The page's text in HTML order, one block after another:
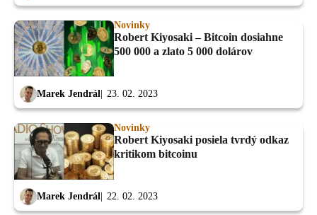
Novinky
Robert Kiyosaki – Bitcoin dosiahne
500 000 a zlato 5 000 dolárov
Marek Jendrál 23. 02. 2023
Novinky
Robert Kiyosaki posiela tvrdý odkaz
kritikom bitcoinu
Marek Jendrál 22. 02. 2023